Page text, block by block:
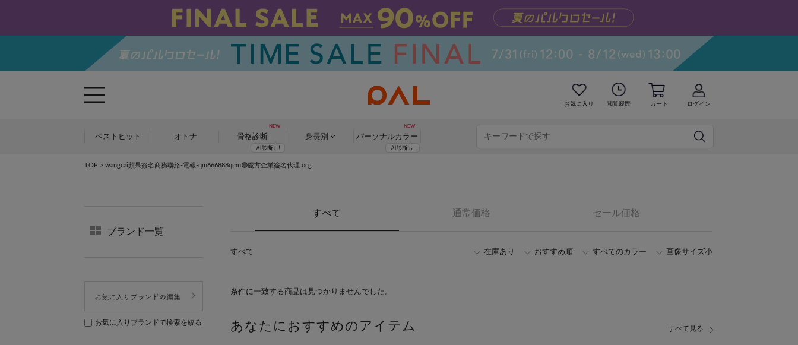
お気に入り 閲覧履歴 カート ログイン
ベストヒット オトナ 骨格診断 身長別 パーソナルカラー
TOP > wangcai蘋果簽名商務聯絡-電報-qm666888qmn🟣魔方企業簽名代理.ocg
すべて 通常価格 セール価格
すべて 在庫あり おすすめ順 すべてのカラー 画像サイズ小
条件に一致する商品は見つかりませんでした。
あなたにおすすめのアイテム
ブランド一覧
お気に入りブランドで検索を絞る